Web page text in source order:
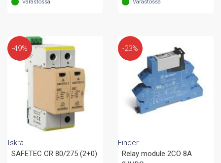
Varastossa Varastossa
-49%
Iskra
SAFETEC CR 80/275 (2+0)
-23%
Finder
Relay module 2CO 8A